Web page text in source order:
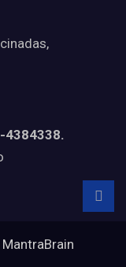
4384338.
MantraBrain